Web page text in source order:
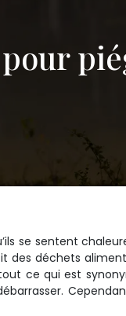
se sentent
des déchets
ce qui est